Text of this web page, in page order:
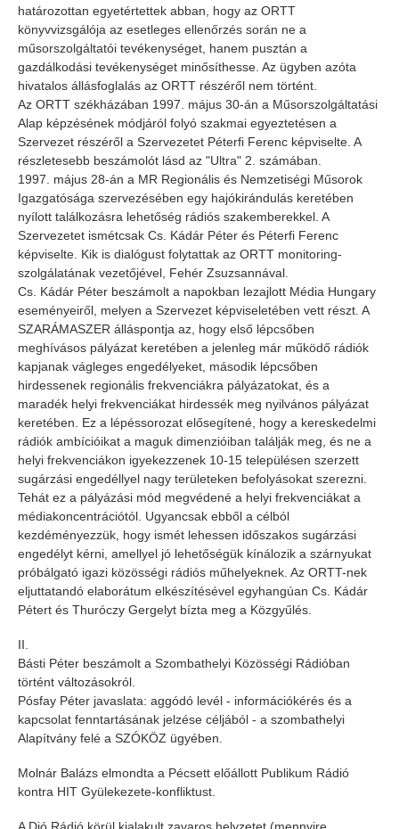
határozottan egyetértettek abban, hogy az ORTT
könyvvizsgálója az esetleges ellenőrzés során ne a
műsorszolgáltatói tevékenységet, hanem pusztán a
gazdálkodási tevékenységet minősíthesse. Az ügyben azóta
hivatalos állásfoglalás az ORTT részéről nem történt.
Az ORTT székházában 1997. május 30-án a Műsorszolgáltatási
Alap képzésének módjáról folyó szakmai egyeztetésen a
Szervezet részéről a Szervezetet Péterfi Ferenc képviselte. A
részletesebb beszámolót lásd az "Ultra" 2. számában.
1997. május 28-án a MR Regionális és Nemzetiségi Műsorok
Igazgatósága szervezésében egy hajókirándulás keretében
nyílott találkozásra lehetőség rádiós szakemberekkel. A
Szervezetet ismétcsak Cs. Kádár Péter és Péterfi Ferenc
képviselte. Kik is dialógust folytattak az ORTT monitoring-
szolgálatának vezetőjével, Fehér Zsuzsannával.
Cs. Kádár Péter beszámolt a napokban lezajlott Média Hungary
eseményeiről, melyen a Szervezet képviseletében vett részt. A
SZARÁMASZER álláspontja az, hogy első lépcsőben
meghívásos pályázat keretében a jelenleg már működő rádiók
kapjanak vágleges engedélyeket, második lépcsőben
hirdessenek regionális frekvenciákra pályázatokat, és a
maradék helyi frekvenciákat hirdessék meg nyilvános pályázat
keretében. Ez a lépéssorozat elősegítené, hogy a kereskedelmi
rádiók ambícióikat a maguk dimenzióiban találják meg, és ne a
helyi frekvenciákon igyekezzenek 10-15 településen szerzett
sugárzási engedéllyel nagy területeken befolyásokat szerezni.
Tehát ez a pályázási mód megvédené a helyi frekvenciákat a
médiakoncentrációtól. Ugyancsak ebből a célból
kezdéményezzük, hogy ismét lehessen időszakos sugárzási
engedélyt kérni, amellyel jó lehetőségük kínálozik a szárnyukat
próbálgató igazi közösségi rádiós műhelyeknek. Az ORTT-nek
eljuttatandó elaborátum elkészítésével egyhangúan Cs. Kádár
Pétert és Thuróczy Gergelyt bízta meg a Közgyűlés.
II.
Básti Péter beszámolt a Szombathelyi Közösségi Rádióban
történt változásokról.
Pósfay Péter javaslata: aggódó levél - információkérés és a
kapcsolat fenntartásának jelzése céljából - a szombathelyi
Alapítvány felé a SZÓKÖZ ügyében.
Molnár Balázs elmondta a Pécsett előállott Publikum Rádió
kontra HIT Gyülekezete-konfliktust.